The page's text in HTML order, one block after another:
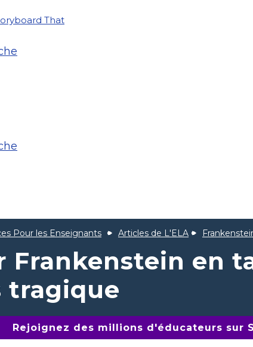
Pour les Enseignants Articles de L'ELA
Frankenstein en
tragique
Rejoignez des millions d'éducateurs sur